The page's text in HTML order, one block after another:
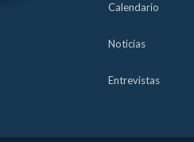
Calendario
Noticias
Entrevistas